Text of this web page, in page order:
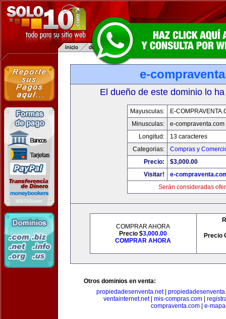
e-
El dueño de este dominio lo
Mayusculas:
E-
Minusculas:
e-compraventa.com
Longitud:
13 caracteres
Categorias:
Compras y
Precio:
$3,000.00
Visitar!
e-
Serán consideradas
COMPRAR AHORA
Precio $3,000.00
COMPRAR AHORA
Precio
Otros dominios en venta:
propiedadesenventa.net
ventainternet.net| mis-compras.com|
compraventa.com
e-